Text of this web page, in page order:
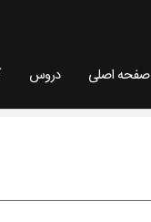
صفحه اصلی دروس